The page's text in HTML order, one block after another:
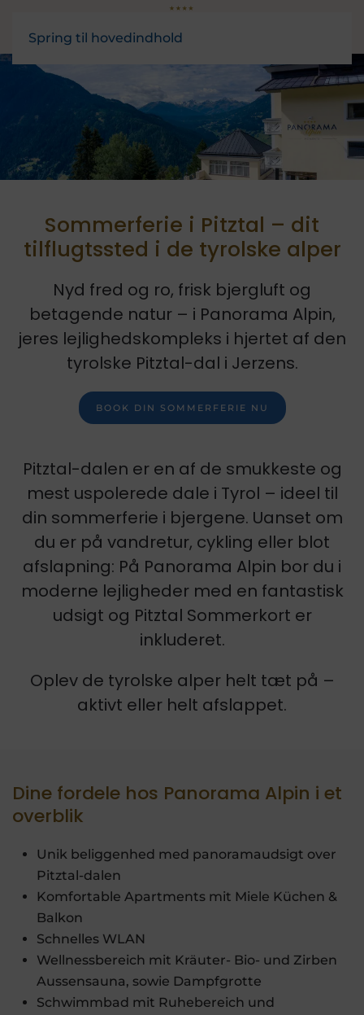
Spring til hovedindhold
Sommerferie i Pitztal – dit
tilflugtssted i de tyrolske alper
Nyd fred og ro, frisk bjergluft og
betagende natur – i Panorama Alpin,
jeres lejlighedskompleks i hjertet af den
tyrolske Pitztal-dal i Jerzens.
BOOK DIN SOMMERFERIE NU
Pitztal-dalen er en af ​​de smukkeste og
mest uspolerede dale i Tyrol – ideel til
din sommerferie i bjergene. Uanset om
du er på vandretur, cykling eller blot
afslapning: På Panorama Alpin bor du i
moderne lejligheder med en fantastisk
udsigt og Pitztal Sommerkort er
inkluderet.
Oplev de tyrolske alper helt tæt på –
aktivt eller helt afslappet.
Dine fordele hos Panorama Alpin i et
overblik
Unik beliggenhed med panoramaudsigt over
Pitztal-dalen
Komfortable Apartments mit Miele Küchen &
Balkon
Schnelles WLAN
Wellnessbereich mit Kräuter- Bio- und Zirben
Aussensauna, sowie Dampfgrotte
Schwimmbad mit Ruhebereich und